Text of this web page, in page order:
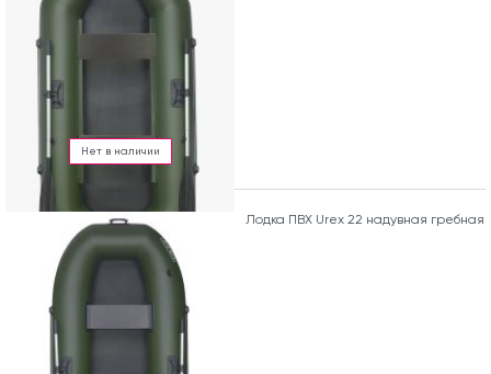
Нет в наличии
Лодка ПВХ Urex 22 надувная гребная